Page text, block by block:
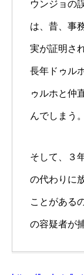
ウンジョの
は、昔、事
実が証明さ
長年ドゥル
ゥルホと仲
んでしまう。
そして、３
の代わりに
ことがある
の容疑者が